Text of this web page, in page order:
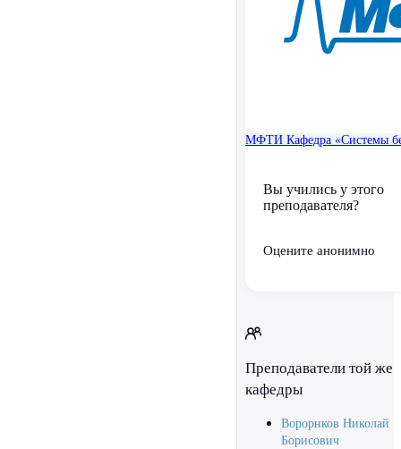
МФТИ Кафедра «Системы
Вы учились у этого
преподавателя?
Оцените анонимно
Преподаватели той же
кафедры
Ворорнков Николай
Борисович